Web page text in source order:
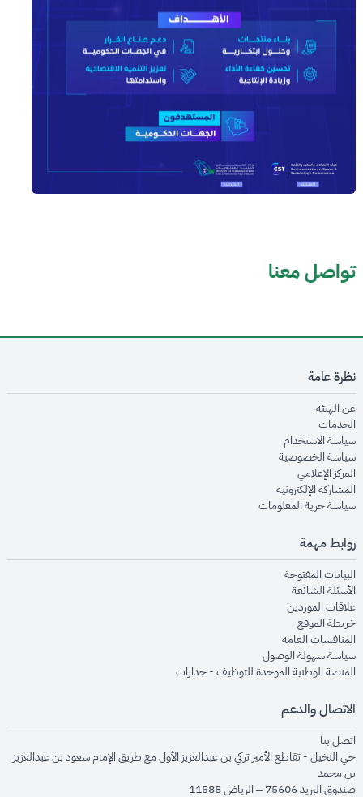
تواصل معنا
نظرة عامة
عن الهيئةopens in new window
الخدماتopens in new window
سياسة الاستخدامopens in new window
سياسة الخصوصيةopens in new window
المركز الإعلاميopens in new window
المشاركة الإلكترونيةopens in new window
سياسة حرية المعلوماتopens in new window
روابط مهمة
البيانات المفتوحةopens in new window
الأسئلة الشائعةopens in new window
علاقات الموردينopens in new window
خريطة الموقعopens in new window
المنافسات العامةopens in new window
سياسة سهولة الوصولopens in new window
المنصة الوطنية الموحدة للتوظيف - جداراتopens in new window
الاتصال والدعم
اتصل بنا
حي النخيل - تقاطع الأمير تركي بن عبدالعزيز الأول مع طريق الإمام سعود بن عبدالعزيز
بن محمد
صندوق البريد 75606 – الرياض 11588